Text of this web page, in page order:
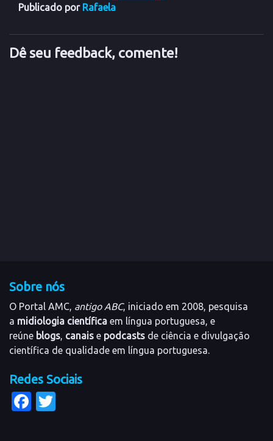
Publicado por Rafaela
Dê seu feedback, comente!
Sobre nós
O Portal AMC, antigo ABC, iniciado em 2008, pesquisa
a midiologia científica em língua portuguesa, e
reúne blogs, canais e podcasts de ciência e divulgação
científica de qualidade em língua portuguesa.
Redes Sociais
Facebook